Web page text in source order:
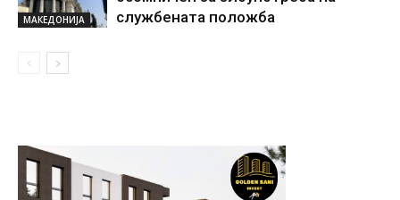
МАКЕДОНИЈА
службената положба